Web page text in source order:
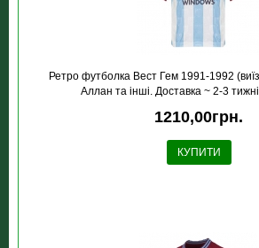
Ретро футболка Вест Гем 1991-1992
Аллан та інші. Доставка ~ 2-3
1210,00грн.
КУПИТИ